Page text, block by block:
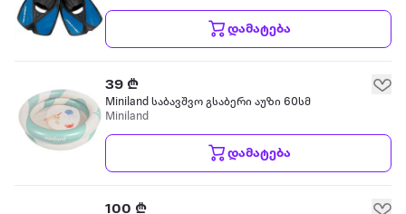
დამატება
39 ₾
Miniland საბავშვო გსაბერი აუზი 60სმ
Miniland
დამატება
100 ₾